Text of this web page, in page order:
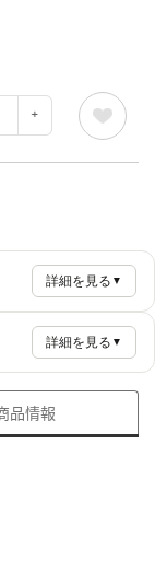
詳細を見る ▼
詳細を見る ▼
品情報